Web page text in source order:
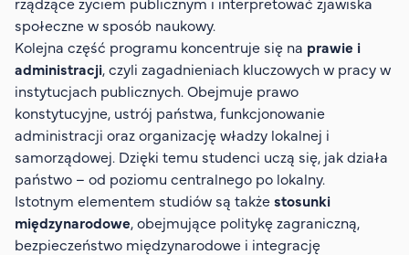
społeczne w sposób naukowy.
Kolejna część programu koncentruje się na prawie i
administracji, czyli zagadnieniach kluczowych w pracy w
instytucjach publicznych. Obejmuje prawo
konstytucyjne, ustrój państwa, funkcjonowanie
administracji oraz organizację władzy lokalnej i
samorządowej. Dzięki temu studenci uczą się, jak działa
państwo – od poziomu centralnego po lokalny.
Istotnym elementem studiów są takżestosunki
międzynarodowe, obejmujące politykę zagraniczną,
bezpieczeństwo międzynarodowe i integrację